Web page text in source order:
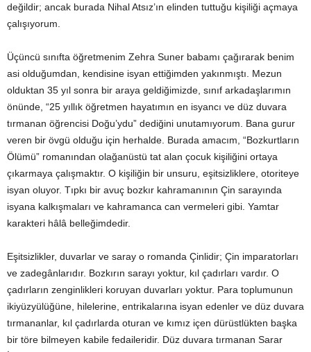
değildir; ancak burada Nihal Atsız’ın elinden tuttuğu kişiliği açmaya
çalışıyorum.
Üçüncü sınıfta öğretmenim Zehra Suner babamı çağırarak benim
asi olduğumdan, kendisine isyan ettiğimden yakınmıştı. Mezun
olduktan 35 yıl sonra bir araya geldiğimizde, sınıf arkadaşlarımın
önünde, “25 yıllık öğretmen hayatımın en isyancı ve düz duvara
tırmanan öğrencisi Doğu’ydu” dediğini unutamıyorum. Bana gurur
veren bir övgü olduğu için herhalde. Burada amacım, “Bozkurtların
Ölümü” romanından olağanüstü tat alan çocuk kişiliğini ortaya
çıkarmaya çalışmaktır. O kişiliğin bir unsuru, eşitsizliklere, otoriteye
isyan oluyor. Tıpkı bir avuç bozkır kahramanının Çin sarayında
isyana kalkışmaları ve kahramanca can vermeleri gibi. Yamtar
karakteri hâlâ belleğimdedir.
Eşitsizlikler, duvarlar ve saray o romanda Çinlidir; Çin imparatorları
ve zadegânlarıdır. Bozkırın sarayı yoktur, kıl çadırları vardır. O
çadırların zenginlikleri koruyan duvarları yoktur. Para toplumunun
ikiyüzyülüğüne, hilelerine, entrikalarına isyan edenler ve düz duvara
tırmananlar, kıl çadırlarda oturan ve kımız içen dürüstlükten başka
bir töre bilmeyen kabile fedaileridir. Düz duvara tırmanan Sarar